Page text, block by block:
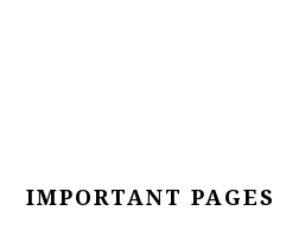
IMPORTANT PAGES